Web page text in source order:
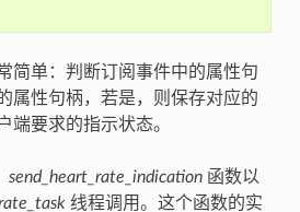
简单：判断订阅事件中的属性句
属性句柄，若是，则保存对应的
端要求的指示状态。
send_heart_rate_indication函数以
线程调用。这个函数的实